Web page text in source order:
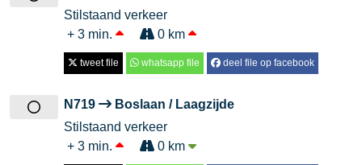
Stilstaand verkeer
+ 3 min.
0 km
tweet file whatsapp file deel file op facebook
N719
Boslaan / Laagzijde
Stilstaand verkeer
+ 3 min.
0 km